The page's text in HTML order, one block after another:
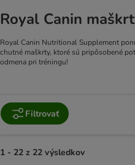
Royal Canin
Royal Canin Nutritional Supplement
chutné maškrty, ktoré sú pripôsobené
odmena pri tréningu!
Filtrovať
1 - 22 z 22 výsledkov